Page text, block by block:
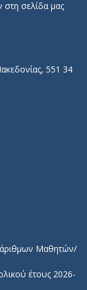
σελίδα μας
551 34
Μαθητών/
έτους 2026-